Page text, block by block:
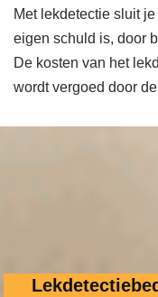
Met lekdetectie sluit
eigen schuld is, door
De kosten van het
wordt vergoed door